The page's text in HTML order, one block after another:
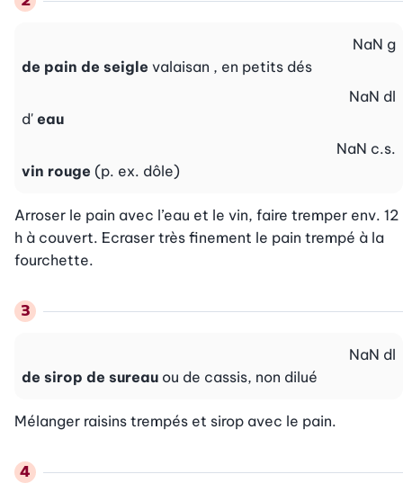
de pain de seigle valaisan , en petits dés
NaN g
d' eau
NaN dl
vin rouge (p. ex. dôle)
NaN c.s.
Arroser le pain avec l’eau et le vin, faire tremper env. 12
h à couvert. Ecraser très finement le pain trempé à la
fourchette.
de sirop de sureau ou de cassis, non dilué
NaN dl
Mélanger raisins trempés et sirop avec le pain.